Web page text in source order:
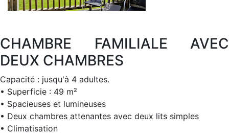
CHAMBRE FAMILIALE AVEC
DEUX CHAMBRES
Capacité : jusqu'à 4 adultes.
• Superficie : 49 m²
• Spacieuses et lumineuses
• Deux chambres attenantes avec deux lits simples
• Climatisation